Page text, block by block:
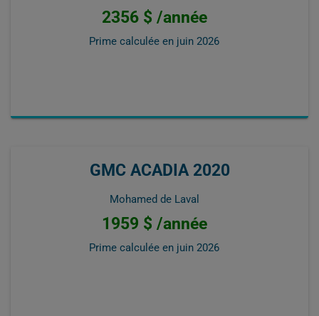
2356 $ /année
Prime calculée en juin 2026
GMC ACADIA 2020
Mohamed de Laval
1959 $ /année
Prime calculée en juin 2026